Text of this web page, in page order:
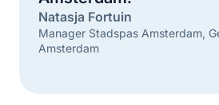
Natasja Fortuin
Manager Stadspas Amsterdam,
Amsterdam